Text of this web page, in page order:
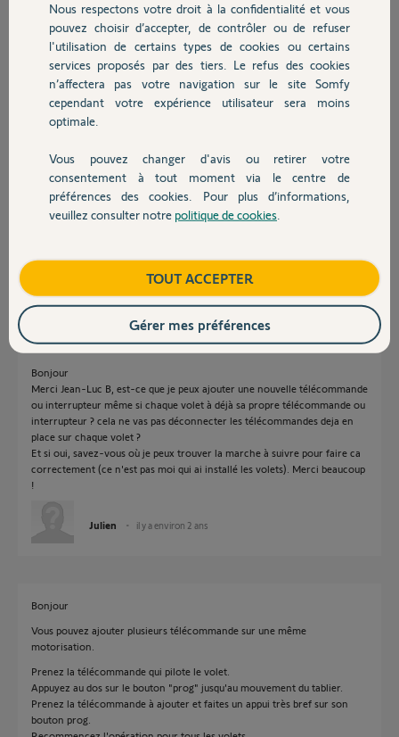
Chauffage
Autres produits
Devis avec un pro
Contact
il y a environ 2 ans
Participer au fil de discussion
Réponses
Il est possible de commander tous les volets avec une simple
télécommande sans passer par TaHoma. Il suffit de mémoriser cette
Bonjour
Merci Jean-Luc B, est-ce que je peux ajouter une nouvelle télécommande
ou interrupteur même si chaque volet à déjà sa propre télécommande ou
interrupteur ? cela ne vas pas déconnecter les télécommandes deja en
place sur chaque volet ?
Et si oui, savez-vous où je peux trouver la marche à suivre pour faire ca
correctement (ce n'est pas moi qui ai installé les volets). Merci beaucoup
!
Julien il y a environ 2 ans
Bonjour
Vous pouvez ajouter plusieurs télécommande sur une même
motorisation.
Prenez la télécommande qui pilote le volet.
Appuyez au dos sur le bouton "prog" jusqu'au mouvement du tablier.
Prenez la télécommande à ajouter et faites un appui très bref sur son
bouton prog.
Nous respectons votre droit à la confidentialité et vous
pouvez choisir d’accepter, de contrôler ou de refuser
l'utilisation de certains types de cookies ou certains
services proposés par des tiers. Le refus des cookies
n’affectera pas votre navigation sur le site Somfy
cependant votre expérience utilisateur sera moins
optimale.
Vous pouvez changer d'avis ou retirer votre
consentement à tout moment via le centre de
préférences des cookies. Pour plus d’informations,
veuillez consulter notre politique de cookies
TOUT ACCEPTER
Gérer mes préférences